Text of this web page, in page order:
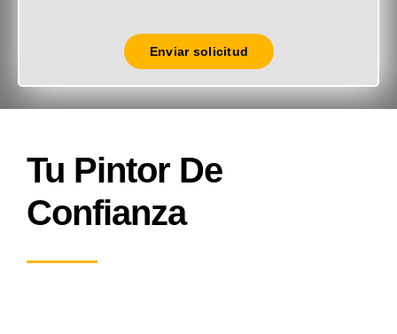
Enviar solicitud
Tu Pintor De
Confianza